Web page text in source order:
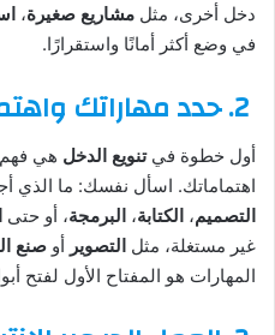
دخل أخرى، مثل مشاريع صغيرة،
في وضع أكثر أمانًا واستقرارًا.
2. حدد مهاراتك
أول خطوة فيتنويع الدخل هي فهم
اهتماماتك. اسأل نفسك: ما الذي
التصميم، الكتابة، البرمجة، أو حتى
غير مستغلة، مثل التصوير أو صنع
المهارات هو المفتاح الأول لفتح